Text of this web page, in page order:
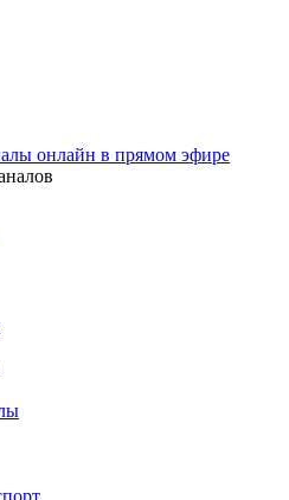
онлайн в прямом эфире